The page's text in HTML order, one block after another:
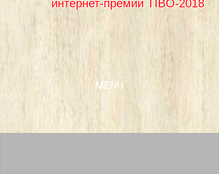
интернет-премии TIBO-2018
MENU
SKIP TO CONTENT